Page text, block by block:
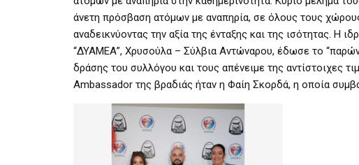
άνετη πρόσβαση ατόμων με αναπηρία, σε όλους τους
αναδεικνύοντας την αξία της ένταξης και της ισότητας. Η
“ΔΥΑΜΕΑ”, Χρυσούλα – Σύλβια Αντώναρου, έδωσε το
δράσης του συλλόγου και τους απένειμε της αντίστοιχες
Ambassador της βραδιάς ήταν η Φαίη Σκορδά, η οποία